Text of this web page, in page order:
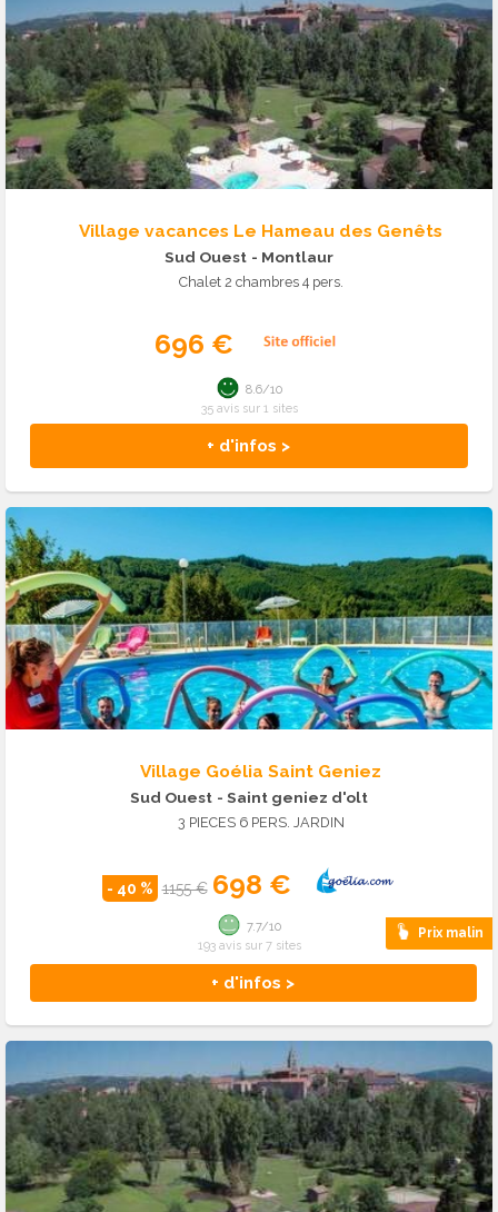
Village vacances Le Hameau des Genêts
Sud Ouest - Montlaur
Chalet 2 chambres 4 pers.
696 €
+ d'infos >
8.6/10
35 avis sur 1 sites
Village Goélia Saint Geniez
Sud Ouest - Saint geniez d'olt
3 PIECES 6 PERS. JARDIN
- 40 % 1155 € 698 €
Prix malin
+ d'infos >
7.7/10
193 avis sur 7 sites